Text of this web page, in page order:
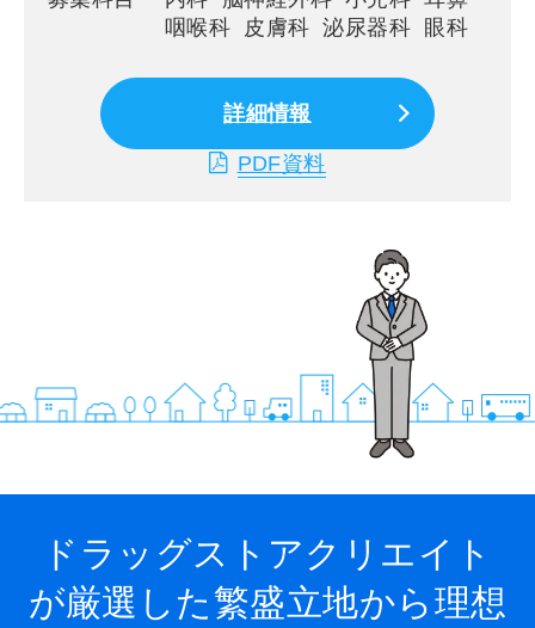
咽喉科 皮膚科 泌尿器科 眼科
詳細情報
PDF資料
ドラッグストアクリエイト
が厳選した繁盛立地から理想